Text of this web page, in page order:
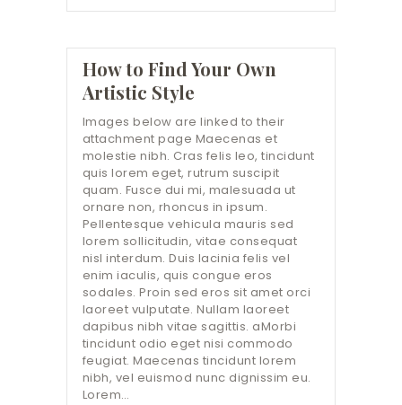
How to Find Your Own
Artistic Style
Images below are linked to their
attachment page Maecenas et
molestie nibh. Cras felis leo, tincidunt
quis lorem eget, rutrum suscipit
quam. Fusce dui mi, malesuada ut
ornare non, rhoncus in ipsum.
Pellentesque vehicula mauris sed
lorem sollicitudin, vitae consequat
nisl interdum. Duis lacinia felis vel
enim iaculis, quis congue eros
sodales. Proin sed eros sit amet orci
laoreet vulputate. Nullam laoreet
dapibus nibh vitae sagittis. aMorbi
tincidunt odio eget nisi commodo
feugiat. Maecenas tincidunt lorem
nibh, vel euismod nunc dignissim eu.
Lorem…